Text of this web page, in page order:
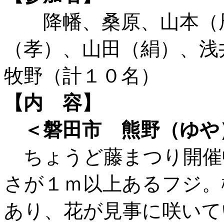
降幡、桑原、山本（
（孝）、山田（絹）、
牧野（計１０名）
【内 容】
＜磐田市 熊野（ゆや
ちょうど藤まつり開
さが１ｍ以上あるフジ
あり、花が見事に咲い